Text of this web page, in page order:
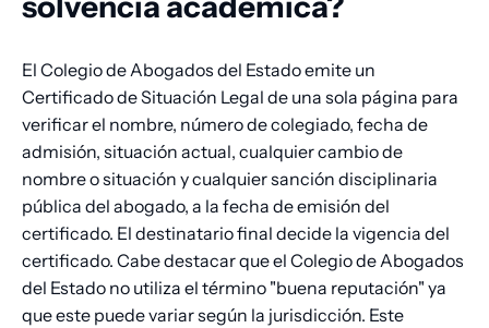
El Colegio de Abogados del Estado emite un
Certificado de Situación Legal de una sola página para
verificar el nombre, número de colegiado, fecha de
admisión, situación actual, cualquier cambio de
nombre o situación y cualquier sanción disciplinaria
pública del abogado, a la fecha de emisión del
certificado. El destinatario final decide la vigencia del
certificado. Cabe destacar que el Colegio de Abogados
del Estado no utiliza el término "buena reputación" ya
que este puede variar según la jurisdicción. Este